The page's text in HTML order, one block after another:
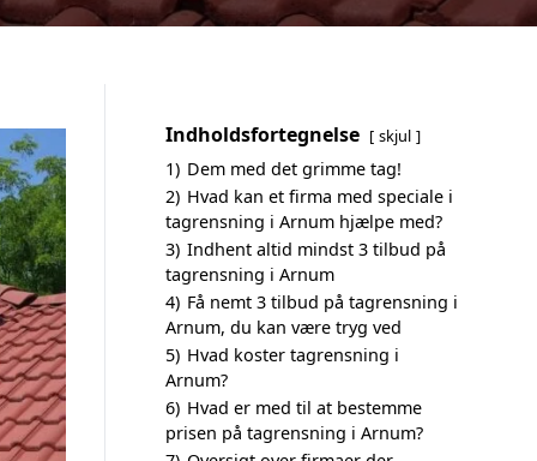
Indholdsfortegnelse skjul
1) Dem med det grimme tag!
2) Hvad kan et firma med speciale i
tagrensning i Arnum hjælpe med?
3) Indhent altid mindst 3 tilbud på
tagrensning i Arnum
4) Få nemt 3 tilbud på tagrensning i
Arnum, du kan være tryg ved
5) Hvad koster tagrensning i
Arnum?
6) Hvad er med til at bestemme
prisen på tagrensning i Arnum?